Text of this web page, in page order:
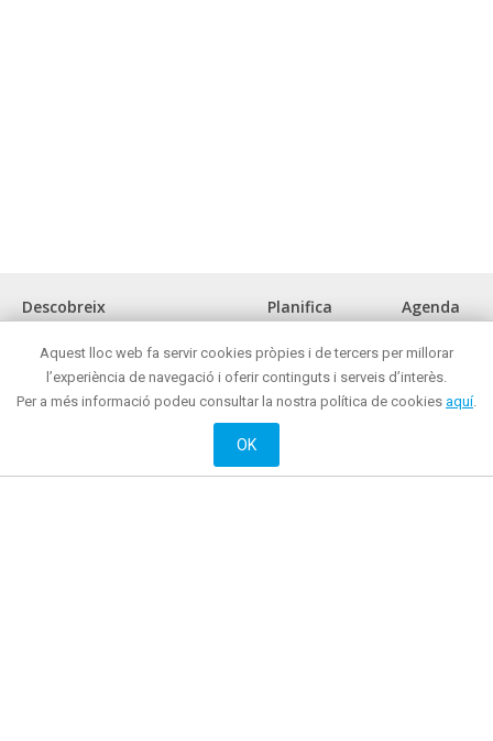
Descobreix
Museus i espais d'interès cultural
Front marítim
Reunions i congressos
Oci actiu i cultural
Planifica
Oficina de turisme
On menjar?
On comprar ?
Mataró de nit
Agenda
Aquest lloc web fa servir cookies pròpies i de tercers per millorar
l’experiència de navegació i oferir continguts i serveis d’interès.
Per a més informació podeu consultar la nostra política de cookies aquí.
OK